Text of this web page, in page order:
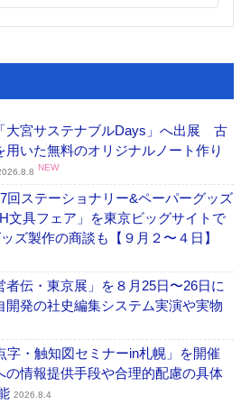
宮サステナブルDays」へ出展 古
いた無料のオリジナルノート作り
NEW
ステーショナリー&ペーパーグッズ
文具フェア」を東京ビッグサイトで
ズ製作の商談も【９月２〜４日】
伝・東京展」を８月25日〜26日に
発の社史編集システム実演や実物
・触知図セミナーin札幌」を開催
の情報提供手段や合理的配慮の具体
2026.8.4